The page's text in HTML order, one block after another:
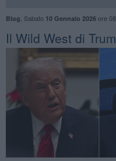
Blog Sabato 10 Gennaio 2026ore
​Il Wild West di